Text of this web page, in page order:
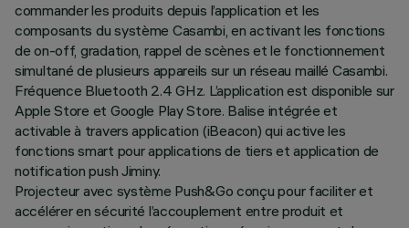
commander les produits depuis l’application et les
composants du système Casambi, en activant les fonctions
de on-off, gradation, rappel de scènes et le fonctionnement
simultané de plusieurs appareils sur un réseau maillé Casambi.
Fréquence Bluetooth 2.4 GHz. L’application est disponible sur
Apple Store et Google Play Store. Balise intégrée et
activable à travers application (iBeacon) qui active les
fonctions smart pour applications de tiers et application de
notification push Jiminy.
Projecteur avec système Push&Go conçu pour faciliter et
accélérer en sécurité l’accouplement entre produit et